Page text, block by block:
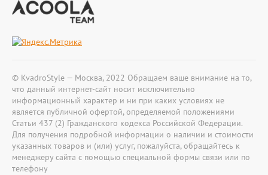
© KvadroStyle — Москва, 2022 Обращаем ваше внимание на то,
что данный интернет-сайт носит исключительно
информационный характер и ни при каких условиях не
является публичной офертой, определяемой положениями
Статьи 437 (2) Гражданского кодекса Российской Федерации.
Для получения подробной информации о наличии и стоимости
указанных товаров и (или) услуг, пожалуйста, обращайтесь к
менеджеру сайта с помощью специальной формы связи или по
телефону